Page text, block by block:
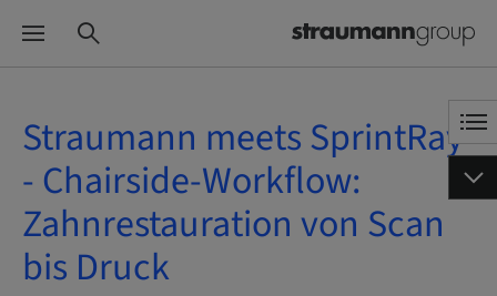
Straumann meets SprintRay
- Chairside-Workflow:
Zahnrestauration von Scan
bis Druck